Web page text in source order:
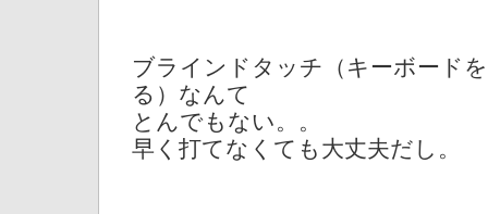
ブラインドタッチ（キーボード
る）なんて
とんでもない。。
早く打てなくても大丈夫だし。